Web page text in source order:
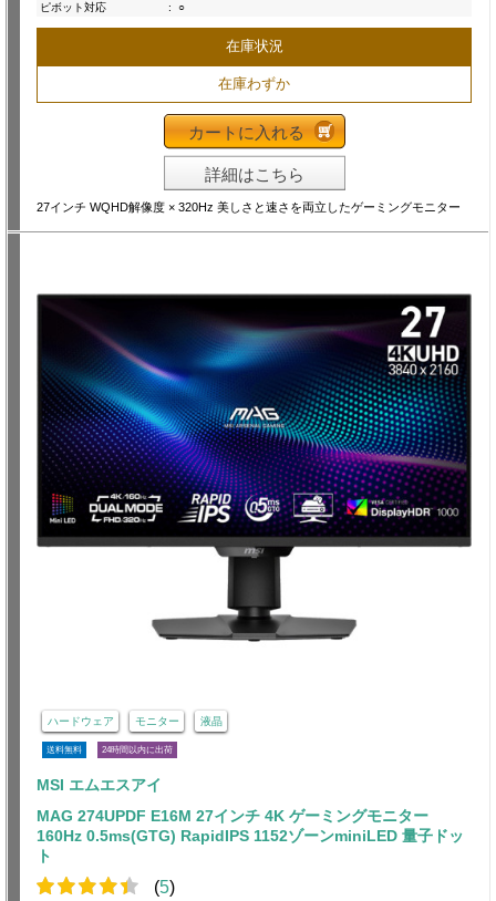
ピボット対応
: ○
在庫状況
在庫わずか
カートに入れる
詳細はこちら
27インチ WQHD解像度 × 320Hz 美しさと速さを両立したゲーミングモニター
ハードウェア モニター 液晶
送料無料 24時間以内に出荷
MSI エムエスアイ
MAG 274UPDF E16M 27インチ 4K ゲーミングモニター
160Hz 0.5ms(GTG) RapidIPS 1152ゾーンminiLED 量子ドッ
ト
(5)